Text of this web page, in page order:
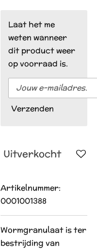
Laat het me
weten wanneer
dit product weer
op voorraad is.
Verzenden
Uitverkocht
Artikelnummer:
0001001388
Wormgranulaat is ter
bestrijding van